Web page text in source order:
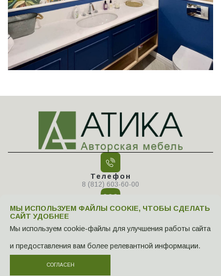
Телефон
8 (812) 603-60-00
Адрес
Новолитовская, д.15, лит. А, офис А-218А
Политика конфиденциальности
Политика использования Cookies
МЫ ИСПОЛЬЗУЕМ ФАЙЛЫ COOKIE, ЧТОБЫ СДЕЛАТЬ
САЙТ УДОБНЕЕ
Мы используем cookie-файлы для улучшения работы сайта
и предоставления вам более релевантной информации.
СОГЛАСЕН